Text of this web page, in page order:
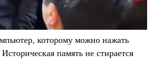
которому можно нажать
память не стирается